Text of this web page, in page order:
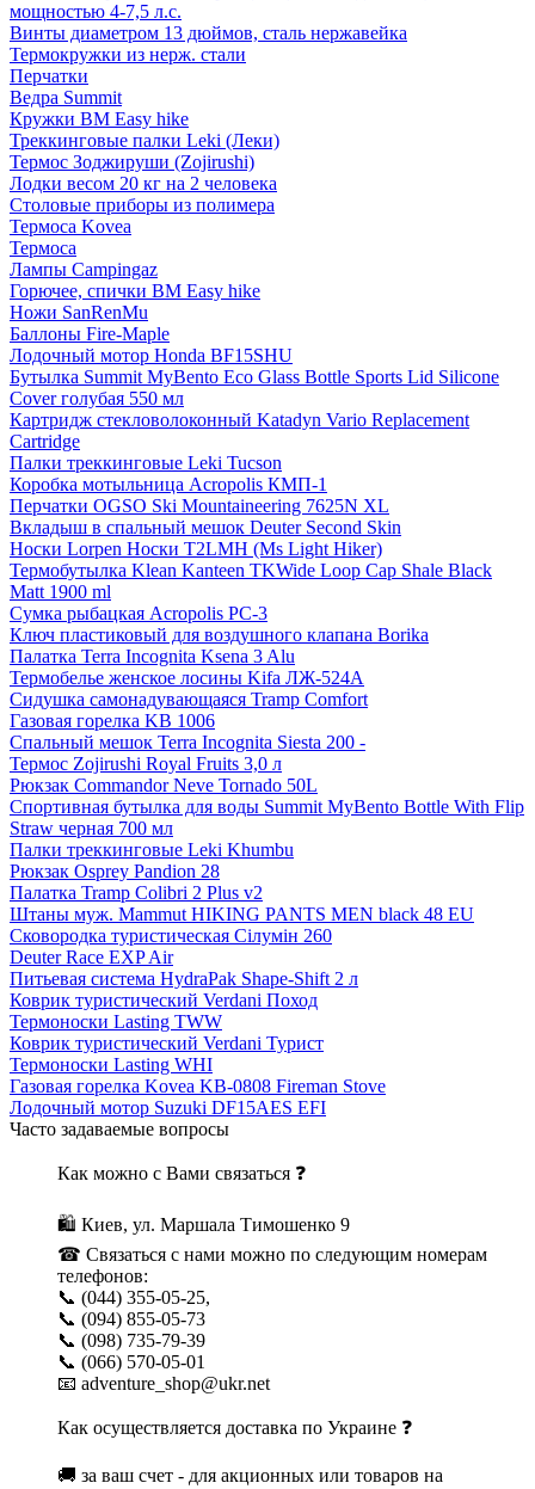
мощностью 4-7,5 л.с.
Винты диаметром 13 дюймов, сталь нержавейка
Термокружки из нерж. стали
Перчатки
Ведра Summit
Кружки BM Easy hike
Треккинговые палки Leki (Леки)
Термос Зоджируши (Zojirushi)
Лодки весом 20 кг на 2 человека
Столовые приборы из полимера
Термоса Kovea
Термоса
Лампы Campingaz
Горючее, спички BM Easy hike
Ножи SanRenMu
Баллоны Fire-Maple
Лодочный мотор Honda BF15SHU
Бутылка Summit MyBento Eco Glass Bottle Sports Lid Silicone
Cover голубая 550 мл
Картридж стекловолоконный Katadyn Vario Replacement
Cartridge
Палки треккинговые Leki Tucson
Коробка мотыльница Acropolis КМП-1
Перчатки OGSO Ski Mountaineering 7625N XL
Вкладыш в спальный мешок Deuter Second Skin
Носки Lorpen Носки T2LMH (Ms Light Hiker)
Термобутылка Klean Kanteen TKWide Loop Cap Shale Black
Matt 1900 ml
Сумка рыбацкая Acropolis РС-3
Ключ пластиковый для воздушного клапана Borika
Палатка Terra Incognita Ksena 3 Alu
Термобелье женское лосины Kifa ЛЖ-524А
Сидушка самонадувающаяся Tramp Comfort
Газовая горелка KB 1006
Спальный мешок Terra Incognita Siesta 200 -
Термос Zojirushi Royal Fruits 3,0 л
Рюкзак Commandor Neve Tornado 50L
Спортивная бутылка для воды Summit MyBento Bottle With Flip
Straw черная 700 мл
Палки треккинговые Leki Khumbu
Рюкзак Osprey Pandion 28
Палатка Tramp Colibri 2 Plus v2
Штаны муж. Mammut HIKING PANTS MEN black 48 EU
Сковородка туристическая Сілумін 260
Deuter Race EXP Air
Питьевая система HydraPak Shape-Shift 2 л
Коврик туристический Verdani Поход
Термоноски Lasting TWW
Коврик туристический Verdani Турист
Термоноски Lasting WHI
Газовая горелка Kovea KB-0808 Fireman Stove
Лодочный мотор Suzuki DF15AES EFI
Часто задаваемые вопросы
Как можно с Вами связаться ❓
🛍 Киев, ул. Маршала Тимошенко 9
☎ Связаться с нами можно по следующим номерам
телефонов:
📞 (044) 355-05-25,
📞 (094) 855-05-73
📞 (098) 735-79-39
📞 (066) 570-05-01
📧 adventure_shop@ukr.net
Как осуществляется доставка по Украине ❓
🚚 за ваш счет - для акционных или товаров на